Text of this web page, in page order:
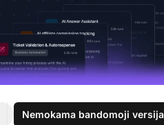
Nemokama bandomoji versija